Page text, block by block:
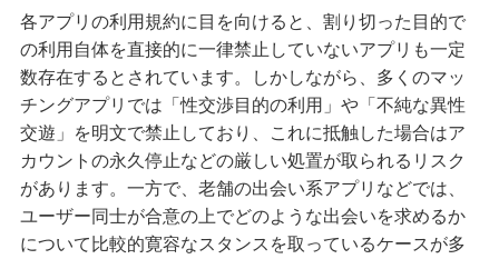
各アプリの利用規約に目を向けると、割り切った目的で
の利用自体を直接的に一律禁止していないアプリも一定
数存在するとされています。しかしながら、多くのマッ
チングアプリでは「性交渉目的の利用」や「不純な異性
交遊」を明文で禁止しており、これに抵触した場合はア
カウントの永久停止などの厳しい処置が取られるリスク
があります。一方で、老舗の出会い系アプリなどでは、
ユーザー同士が合意の上でどのような出会いを求めるか
について比較的寛容なスタンスを取っているケースが多